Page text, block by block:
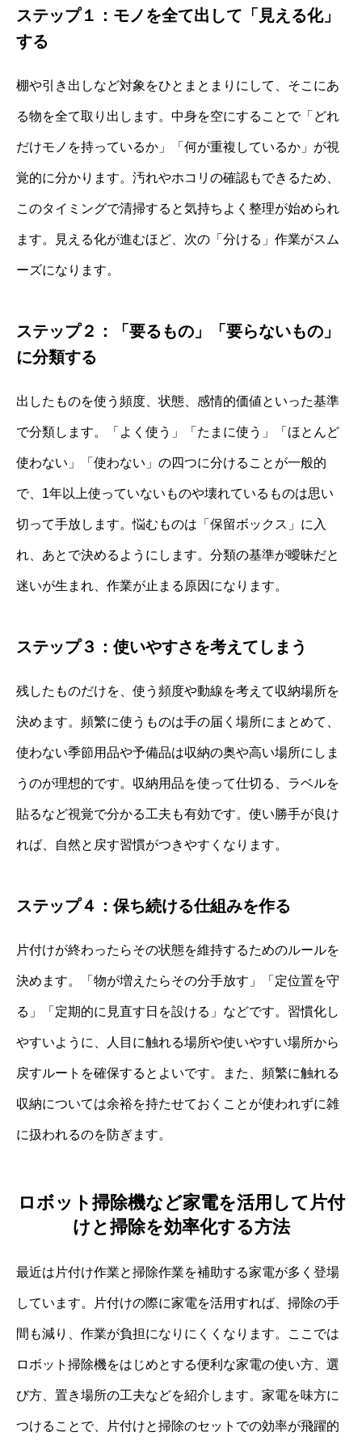
ステップ１：モノを全て出して「見える化」
する
棚や引き出しなど対象をひとまとまりにして、そこにあ
る物を全て取り出します。中身を空にすることで「どれ
だけモノを持っているか」「何が重複しているか」が視
覚的に分かります。汚れやホコリの確認もできるため、
このタイミングで清掃すると気持ちよく整理が始められ
ます。見える化が進むほど、次の「分ける」作業がスム
ーズになります。
ステップ２：「要るもの」「要らないもの」
に分類する
出したものを使う頻度、状態、感情的価値といった基準
で分類します。「よく使う」「たまに使う」「ほとんど
使わない」「使わない」の四つに分けることが一般的
で、1年以上使っていないものや壊れているものは思い
切って手放します。悩むものは「保留ボックス」に入
れ、あとで決めるようにします。分類の基準が曖昧だと
迷いが生まれ、作業が止まる原因になります。
ステップ３：使いやすさを考えてしまう
残したものだけを、使う頻度や動線を考えて収納場所を
決めます。頻繁に使うものは手の届く場所にまとめて、
使わない季節用品や予備品は収納の奥や高い場所にしま
うのが理想的です。収納用品を使って仕切る、ラベルを
貼るなど視覚で分かる工夫も有効です。使い勝手が良け
れば、自然と戻す習慣がつきやすくなります。
ステップ４：保ち続ける仕組みを作る
片付けが終わったらその状態を維持するためのルールを
決めます。「物が増えたらその分手放す」「定位置を守
る」「定期的に見直す日を設ける」などです。習慣化し
やすいように、人目に触れる場所や使いやすい場所から
戻すルートを確保するとよいです。また、頻繁に触れる
収納については余裕を持たせておくことが使われずに雑
に扱われるのを防ぎます。
ロボット掃除機など家電を活用して片付
けと掃除を効率化する方法
最近は片付け作業と掃除作業を補助する家電が多く登場
しています。片付けの際に家電を活用すれば、掃除の手
間も減り、作業が負担になりにくくなります。ここでは
ロボット掃除機をはじめとする便利な家電の使い方、選
び方、置き場所の工夫などを紹介します。家電を味方に
つけることで、片付けと掃除のセットでの効率が飛躍的